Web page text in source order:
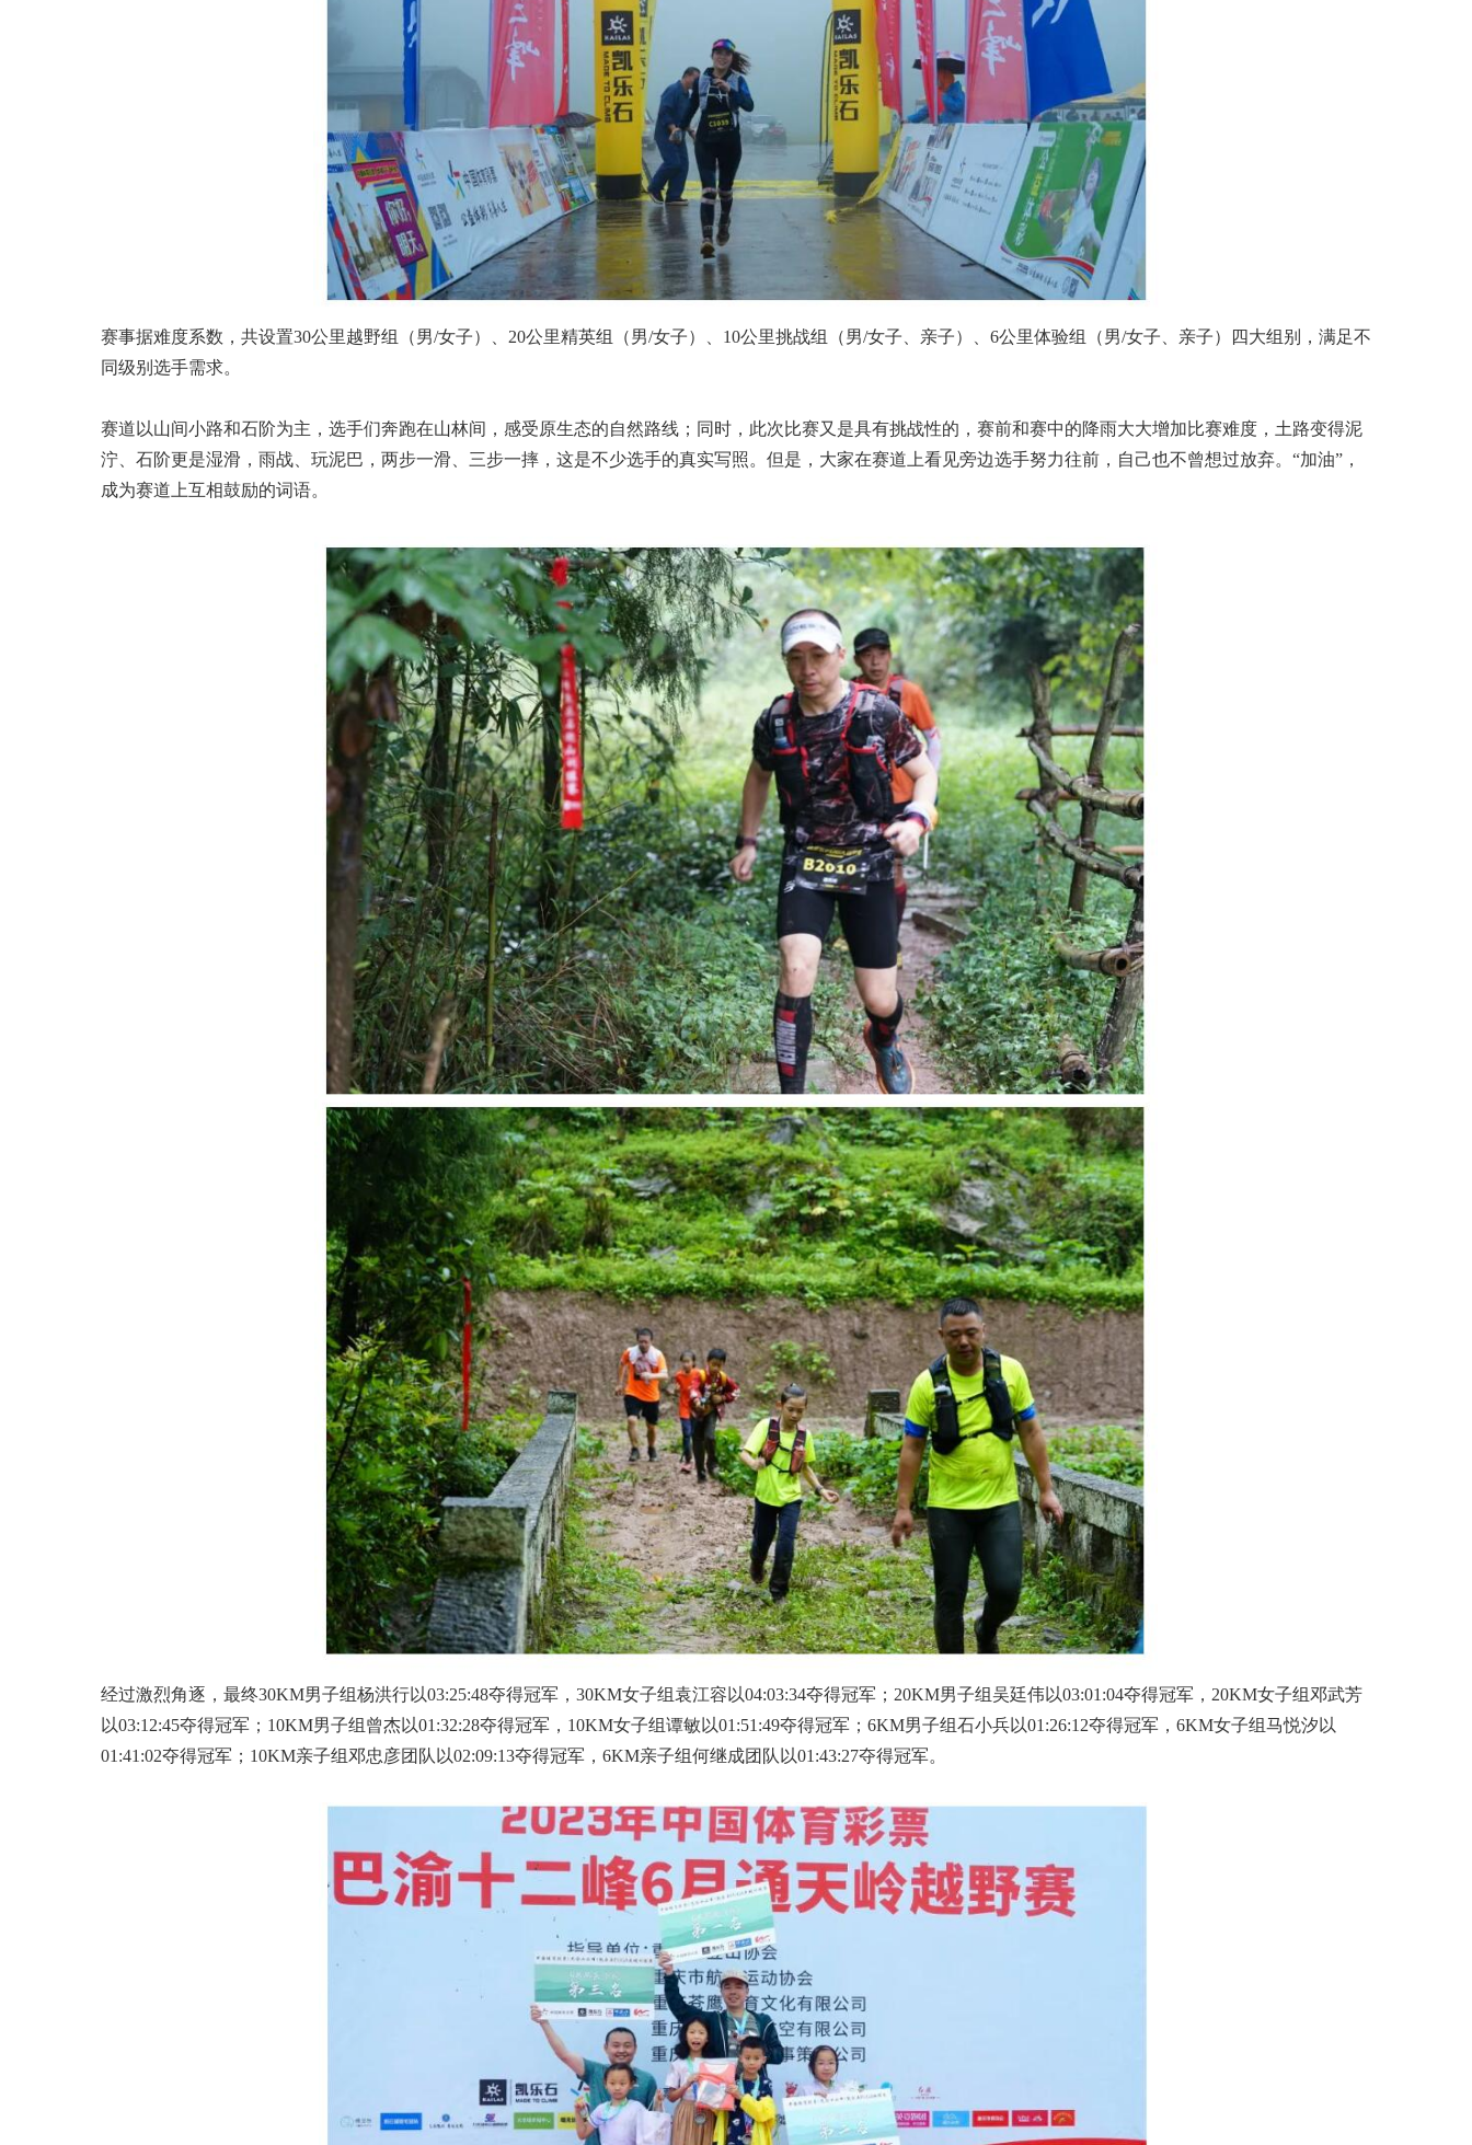
赛事据难度系数，共设置30公里越野组（男/女子）、20公里精英组（男/女子）、10公里挑战组（男/女子、亲子）、6公里体验组（男/女子、亲子）四大组别，满足不
同级别选手需求。
赛道以山间小路和石阶为主，选手们奔跑在山林间，感受原生态的自然路线；同时，此次比赛又是具有挑战性的，赛前和赛中的降雨大大增加比赛难度，土路变得泥
泞、石阶更是湿滑，雨战、玩泥巴，两步一滑、三步一摔，这是不少选手的真实写照。但是，大家在赛道上看见旁边选手努力往前，自己也不曾想过放弃。“加油”，
成为赛道上互相鼓励的词语。
经过激烈角逐，最终30KM男子组杨洪行以03:25:48夺得冠军，30KM女子组袁江容以04:03:34夺得冠军；20KM男子组吴廷伟以03:01:04夺得冠军，20KM女子组邓武芳
以03:12:45夺得冠军；10KM男子组曾杰以01:32:28夺得冠军，10KM女子组谭敏以01:51:49夺得冠军；6KM男子组石小兵以01:26:12夺得冠军，6KM女子组马悦汐以
01:41:02夺得冠军；10KM亲子组邓忠彦团队以02:09:13夺得冠军，6KM亲子组何继成团队以01:43:27夺得冠军。